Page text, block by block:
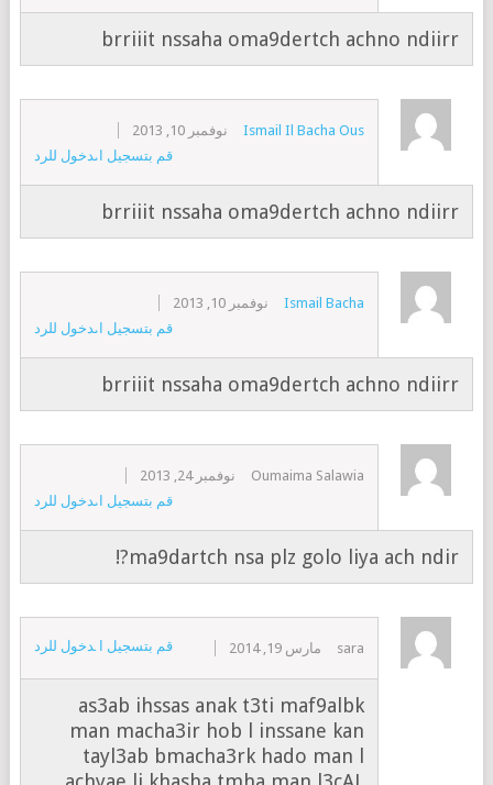
brriiit nssaha oma9dertch achno ndiirr
Ismail Il Bacha Ous
نوفمبر 10, 2013
قم بتسجيل الدخول للرد
brriiit nssaha oma9dertch achno ndiirr
Ismail Bacha
نوفمبر 10, 2013
قم بتسجيل الدخول للرد
brriiit nssaha oma9dertch achno ndiirr
Oumaima Salawia
نوفمبر 24, 2013
قم بتسجيل الدخول للرد
ma9dartch nsa plz golo liya ach ndir?!
sara مارس 19, 2014 قم بتسجيل الدخول للرد
as3ab ihssas anak t3ti maf9albk
man macha3ir hob l inssane kan
tayl3ab bmacha3rk hado man l